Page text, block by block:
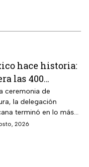
hace historia:
las 400
en los
e impone récords
ceremonia de
la delegación
terminó en lo más
medallero
2026